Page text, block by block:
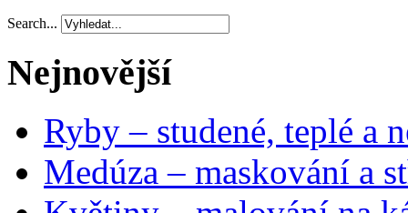
Search...
Nejnovější
Ryby – studené, teplé a
Medúza – maskování a